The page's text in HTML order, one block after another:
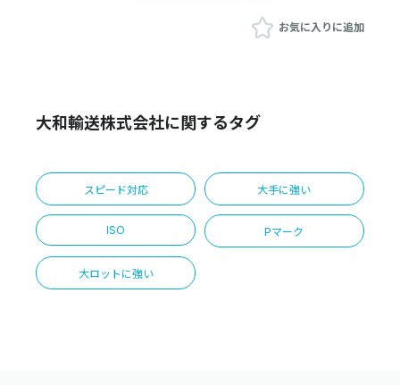
お気に入りに追加
大和輸送株式会社に関するタグ
スピード対応 大手に強い
ISO Pマーク
大ロットに強い